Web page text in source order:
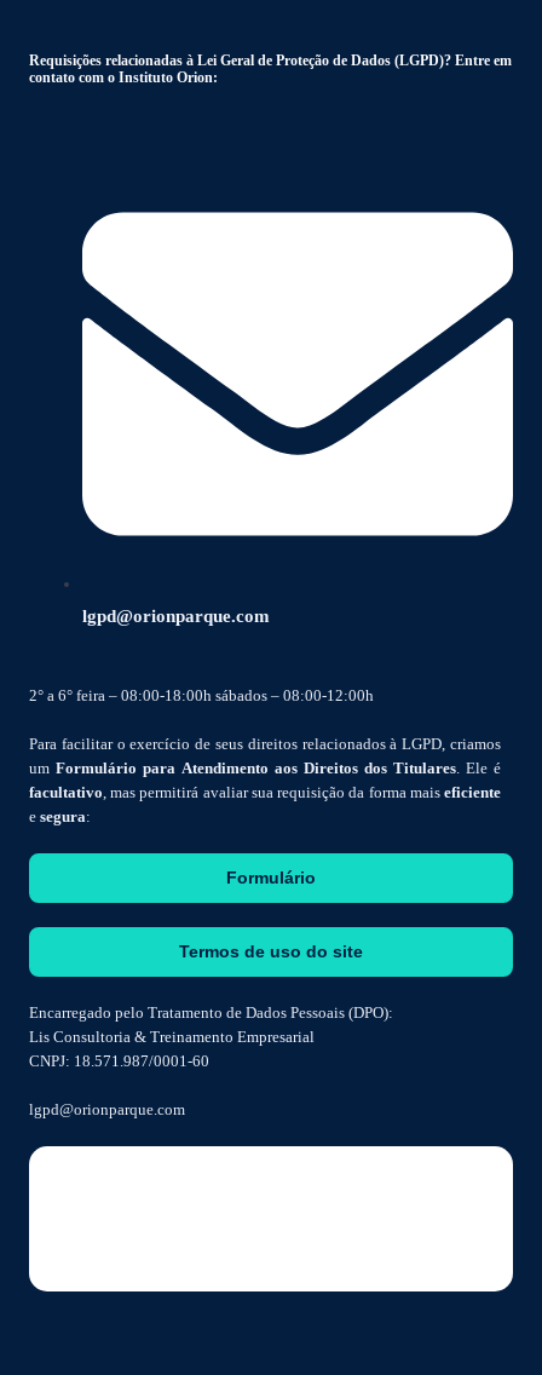
Requisições relacionadas à Lei Geral de Proteção de Dados (LGPD)? Entre em
contato com o Instituto Orion:
lgpd@orionparque.com
2° a 6° feira – 08:00-18:00h sábados – 08:00-12:00h
Para facilitar o exercício de seus direitos relacionados à LGPD, criamos
um Formulário para Atendimento aos Direitos dos Titulares . Ele é
facultativo , mas permitirá avaliar sua requisição da forma mais eficiente
e segura:
Formulário
Termos de uso do site
Encarregado pelo Tratamento de Dados Pessoais (DPO):
Lis Consultoria & Treinamento Empresarial
CNPJ: 18.571.987/0001-60
lgpd@orionparque.com